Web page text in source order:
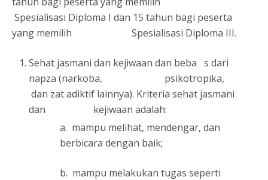
Spesialisasi Diploma I dan 15 tahun bagi peserta
yang memilih Spesialisasi Diploma III.
Sehat jasmani dan kejiwaan dan beba s dari
napza (narkoba, psikotropika,
dan zat adiktif lainnya). Kriteria sehat jasmani
dan kejiwaan adalah:
a. mampu melihat, mendengar, dan
berbicara dengan baik;
b. mampu melakukan tugas seperti